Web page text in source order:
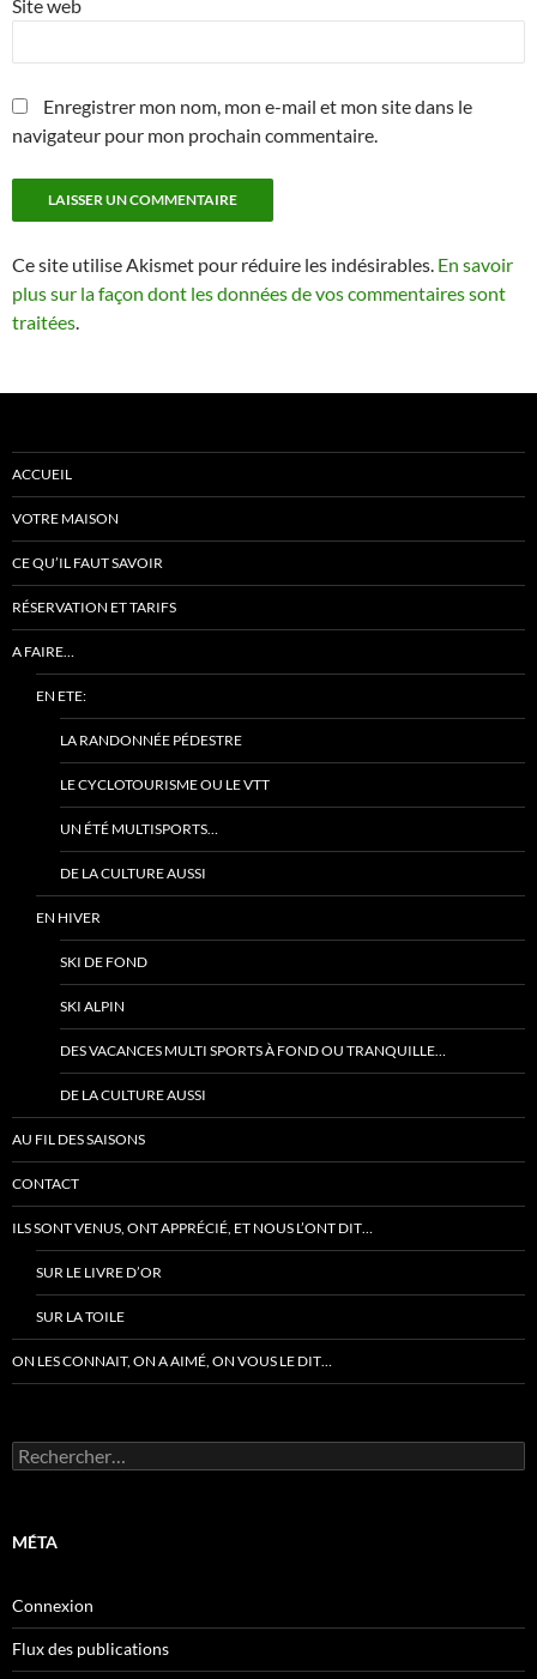
Site web
Enregistrer mon nom, mon e-mail et mon site dans le
navigateur pour mon prochain commentaire.
Ce site utilise Akismet pour réduire les indésirables. En savoir
plus sur la façon dont les données de vos commentaires sont
traitées.
ACCUEIL
VOTRE MAISON
CE QU’IL FAUT SAVOIR
RÉSERVATION ET TARIFS
A FAIRE…
EN ETE:
LA RANDONNÉE PÉDESTRE
LE CYCLOTOURISME OU LE VTT
UN ÉTÉ MULTISPORTS…
DE LA CULTURE AUSSI
EN HIVER
SKI DE FOND
SKI ALPIN
DES VACANCES MULTI SPORTS À FOND OU TRANQUILLE…
DE LA CULTURE AUSSI
AU FIL DES SAISONS
CONTACT
ILS SONT VENUS, ONT APPRÉCIÉ, ET NOUS L’ONT DIT…
SUR LE LIVRE D’OR
SUR LA TOILE
ON LES CONNAIT, ON A AIMÉ, ON VOUS LE DIT…
Rechercher :
MÉTA
Connexion
Flux des publications